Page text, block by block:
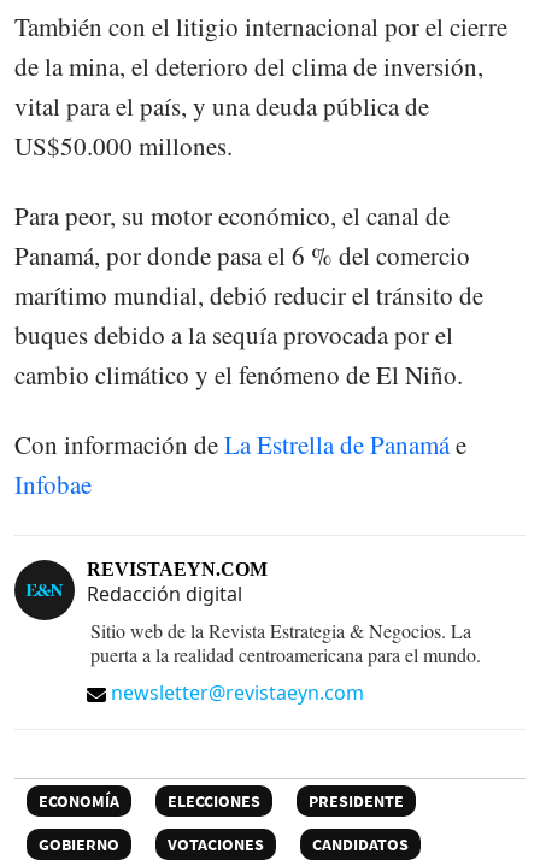
También con el litigio internacional por el cierre
de la mina, el deterioro del clima de inversión,
vital para el país, y una deuda pública de
US$50.000 millones.
Para peor, su motor económico, el canal de
Panamá, por donde pasa el 6 % del comercio
marítimo mundial, debió reducir el tránsito de
buques debido a la sequía provocada por el
cambio climático y el fenómeno de El Niño.
Con información deLa Estrella de Panamáe
Infobae
REVISTAEYN.COM
Redacción digital
Sitio web de la Revista Estrategia & Negocios. La
puerta a la realidad centroamericana para el mundo.
newsletter@revistaeyn.com
ECONOMÍA ELECCIONES
PRESIDENTE
GOBIERNO
VOTACIONES
CANDIDATOS